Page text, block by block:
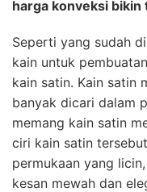
harga konveksi bikin
Seperti yang sudah
kain untuk
kain satin. Kain satin
banyak dicari dalam
memang kain satin
ciri kain satin
permukaan yang
kesan mewah dan